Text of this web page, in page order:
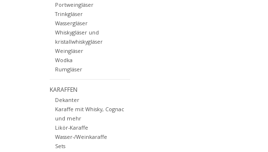
Portweingläser
Trinkgläser
Wassergläser
Whiskygläser und
kristallwhiskygläser
Weingläser
Wodka
Rumgläser
KARAFFEN
Dekanter
Karaffe mit Whisky, Cognac
und mehr
Likör-Karaffe
Wasser-/Weinkaraffe
Sets